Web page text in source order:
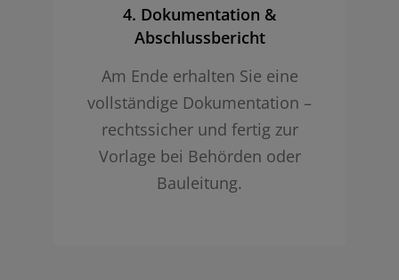
4. Dokumentation &
Abschlussbericht
Am Ende erhalten Sie eine
vollständige Dokumentation –
rechtssicher und fertig zur
Vorlage bei Behörden oder
Bauleitung.